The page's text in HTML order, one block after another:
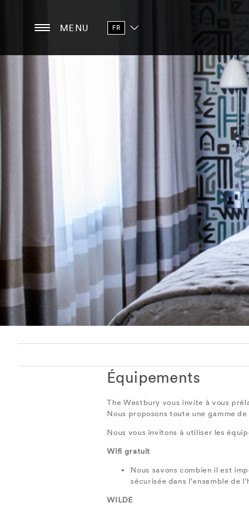
MENU FR
Équipements
The Westbury vous invite à vous
Nous proposons toute une gamme
Nous vous invitons à utiliser les
Wifi gratuit
Nous savons combien il est
sécurisée dans l'ensemble de
WILDE